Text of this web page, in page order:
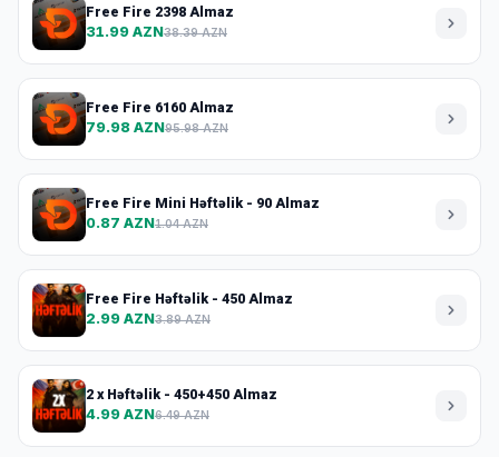
Free Fire 2398 Almaz
31.99 AZN38.39 AZN
Free Fire 6160 Almaz
79.98 AZN95.98 AZN
Free Fire Mini Həftəlik - 90 Almaz
0.87 AZN1.04 AZN
Free Fire Həftəlik - 450 Almaz
2.99 AZN3.89 AZN
2 x Həftəlik - 450+450 Almaz
4.99 AZN6.49 AZN